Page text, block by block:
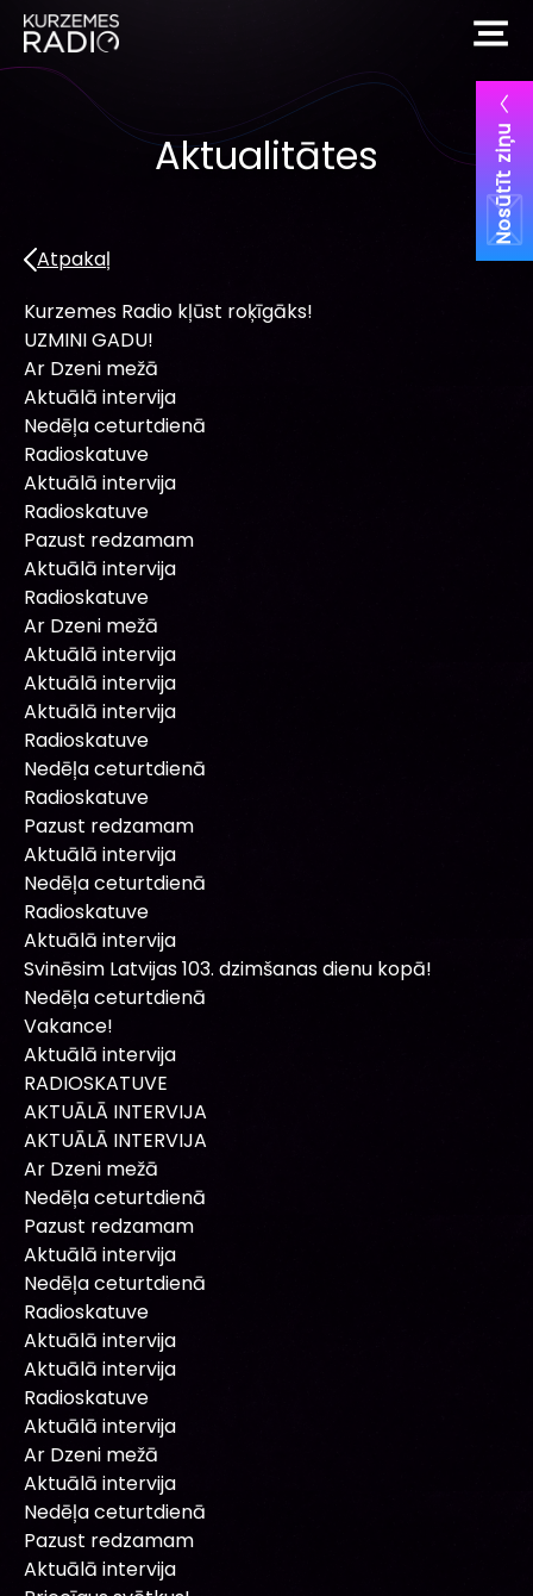
Nosūtīt ziņu
Aktualitātes
Atpakaļ
Kurzemes Radio kļūst roķīgāks!
UZMINI GADU!
Ar Dzeni mežā
Aktuālā intervija
Nedēļa ceturtdienā
Radioskatuve
Aktuālā intervija
Radioskatuve
Pazust redzamam
Aktuālā intervija
Radioskatuve
Ar Dzeni mežā
Aktuālā intervija
Aktuālā intervija
Aktuālā intervija
Radioskatuve
Nedēļa ceturtdienā
Radioskatuve
Pazust redzamam
Aktuālā intervija
Nedēļa ceturtdienā
Radioskatuve
Aktuālā intervija
Svinēsim Latvijas 103. dzimšanas dienu kopā!
Nedēļa ceturtdienā
Vakance!
Aktuālā intervija
RADIOSKATUVE
AKTUĀLĀ INTERVIJA
AKTUĀLĀ INTERVIJA
Ar Dzeni mežā
Nedēļa ceturtdienā
Pazust redzamam
Aktuālā intervija
Nedēļa ceturtdienā
Radioskatuve
Aktuālā intervija
Aktuālā intervija
Radioskatuve
Aktuālā intervija
Ar Dzeni mežā
Aktuālā intervija
Nedēļa ceturtdienā
Pazust redzamam
Aktuālā intervija